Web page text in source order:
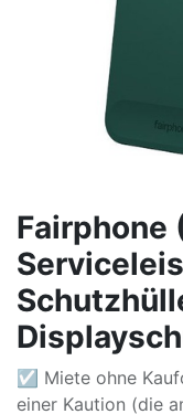
Fairphone
☑ Miete ohne
einer Kaution (die